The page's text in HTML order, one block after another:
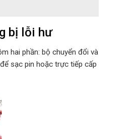
bị lỗi hư
hai phần: bộ chuyển đổi và
sạc pin hoặc trực tiếp cấp